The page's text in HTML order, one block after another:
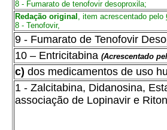
8 - Fumarato de tenofovir desoproxila;
Redação original , item acrescentado pelo
8 - Tenofovir,
9 - Fumarato de Tenofovir
10 – Entricitabina (Acrescentado
c) dos medicamentos de uso
1 - Zalcitabina, Didanosina,
associação de Lopinavir e